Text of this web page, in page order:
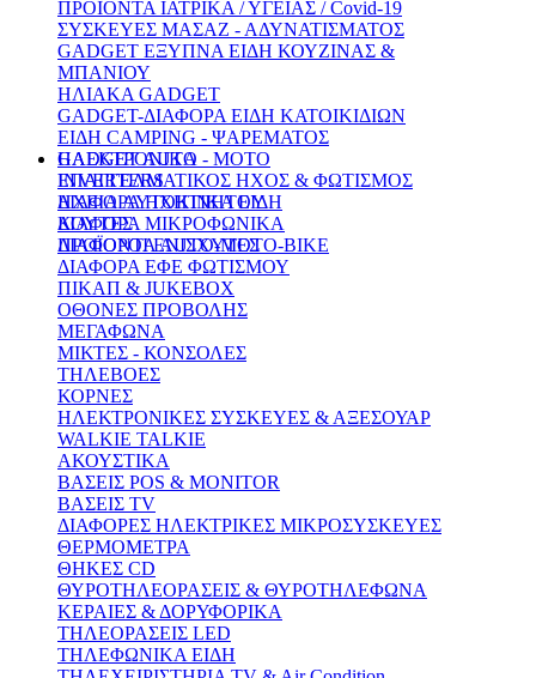
ΠΡΟΪΟΝΤΑ ΙΑΤΡΙΚΑ / ΥΓΕΙΑΣ / Covid-19
ΣΥΣΚΕΥΕΣ ΜΑΣΑΖ - ΑΔΥΝΑΤΙΣΜΑΤΟΣ
GADGET ΕΞΥΠΝΑ ΕΙΔΗ ΚΟΥΖΙΝΑΣ &
ΜΠΑΝΙΟΥ
ΗΛΙΑΚΑ GADGET
GADGET-ΔΙΑΦΟΡΑ ΕΙΔΗ ΚΑΤΟΙΚΙΔΙΩΝ
ΕΙΔΗ CAMPING - ΨΑΡΕΜΑΤΟΣ
GADGET AUTO - MOTO
INVERTERS
ΗΧΕΙΑ AYTOKINHTOY
ΚΟΥΤΕΣ
ΠΡΟΪΟΝΤΑ ΑUΤΟ-MOTO-BIKE
ΗΛΕΚΤΡΟΝΙΚΑ
ΕΠΑΓΓΕΛΜΑΤΙΚΟΣ ΗΧΟΣ & ΦΩΤΙΣΜΟΣ
ΔΙΑΦΟΡΑ ΗΧΗΤΙΚΑ ΕΙΔΗ
ΔΙΑΦΟΡΑ ΜΙΚΡΟΦΩΝΙΚΑ
ΔΙΑΦΟΡΟΙ ΕΝΙΣΧΥΤΕΣ
ΔΙΑΦΟΡΑ ΕΦΕ ΦΩΤΙΣΜΟΥ
ΠΙΚΑΠ & JUKEBOX
ΟΘΟΝΕΣ ΠΡΟΒΟΛΗΣ
ΜΕΓΑΦΩΝΑ
ΜΙΚΤΕΣ - ΚΟΝΣΟΛΕΣ
ΤΗΛΕΒΟΕΣ
ΚΟΡΝΕΣ
ΗΛΕΚΤΡΟΝΙΚΕΣ ΣΥΣΚΕΥΕΣ & ΑΞΕΣΟΥΑΡ
WALKIE TALKIE
ΑΚΟΥΣΤΙΚΑ
ΒΑΣΕΙΣ POS & MONITOR
ΒΑΣΕΙΣ ΤV
ΔΙΑΦΟΡΕΣ ΗΛΕΚΤΡΙΚΕΣ ΜΙΚΡΟΣΥΣΚΕΥΕΣ
ΘΕΡΜΟΜΕΤΡΑ
ΘΗΚΕΣ CD
ΘΥΡΟΤΗΛΕΟΡΑΣΕΙΣ & ΘΥΡΟΤΗΛΕΦΩΝΑ
ΚΕΡΑΙΕΣ & ΔΟΡΥΦΟΡΙΚΑ
ΤΗΛΕΟΡΑΣΕΙΣ LED
ΤΗΛΕΦΩΝΙΚΑ ΕΙΔΗ